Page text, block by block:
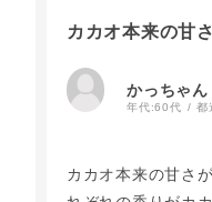
カカオ本来の甘
かっちゃん
年代:60代 都
カカオ本来の甘さ